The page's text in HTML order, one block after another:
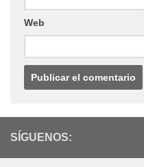
Web
SÍGUENOS: